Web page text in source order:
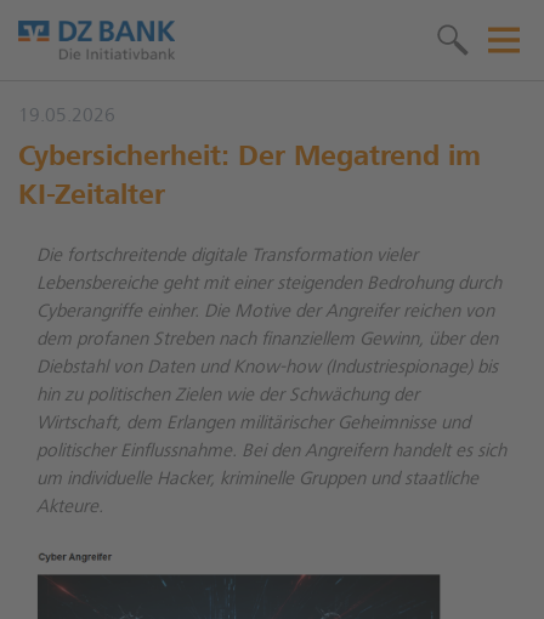
19.05.2026
Cybersicherheit: Der Megatrend im
KI-Zeitalter
Die fortschreitende digitale Transformation vieler
Lebensbereiche geht mit einer steigenden Bedrohung durch
Cyberangriffe einher. Die Motive der Angreifer reichen von
dem profanen Streben nach finanziellem Gewinn, über den
Diebstahl von Daten und Know-how (Industriespionage) bis
hin zu politischen Zielen wie der Schwächung der
Wirtschaft, dem Erlangen militärischer Geheimnisse und
politischer Einflussnahme. Bei den Angreifern handelt es sich
um individuelle Hacker, kriminelle Gruppen und staatliche
Akteure.